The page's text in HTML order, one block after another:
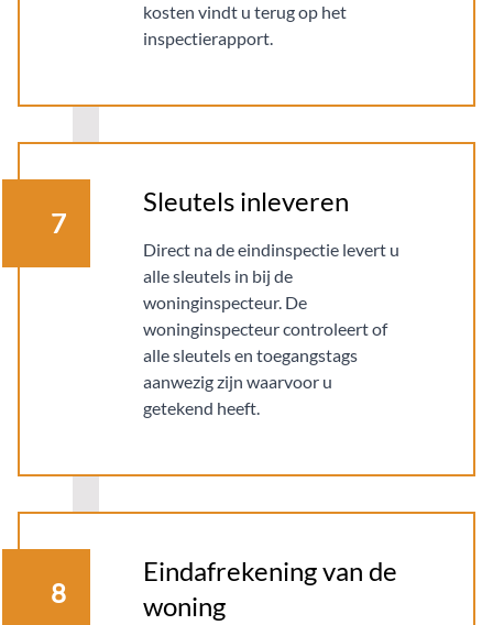
kosten vindt u terug op het
inspectierapport.
7
Sleutels inleveren
Direct na de eindinspectie levert u
alle sleutels in bij de
woninginspecteur. De
woninginspecteur controleert of
alle sleutels en toegangstags
aanwezig zijn waarvoor u
getekend heeft.
8
Eindafrekening van de
woning